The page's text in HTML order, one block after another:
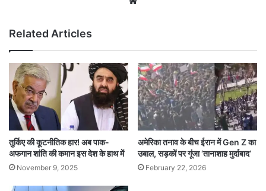
Related Articles
तुर्किए की कूटनीतिक हार! अब पाक-
अफगान शांति की कमान इस देश के हाथ में
November 9, 2025
अमेरिका तनाव के बीच ईरान में Gen Z का
उबाल, सड़कों पर गूंजा ‘तानाशाह मुर्दाबाद’
February 22, 2026